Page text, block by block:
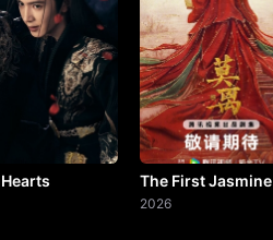
The First Jasmine
2026